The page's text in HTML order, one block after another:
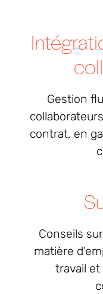
Gestion
contrat, en
Conseils
matière
travail et